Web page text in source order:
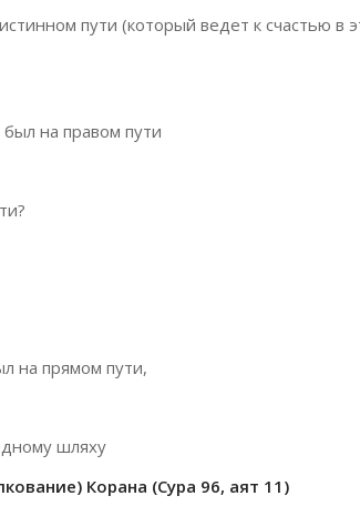
пути (который ведет к счастью в
на правом пути
на прямом пути,
шляху
Корана (Сура 96, аят 11)